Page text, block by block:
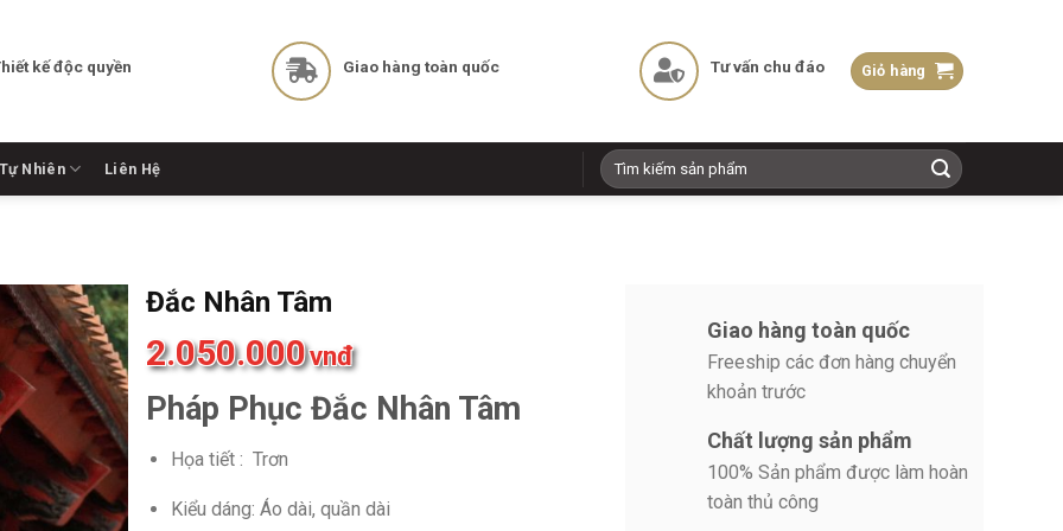
kế độc quyền Giao hàng toàn quốc Tư vấn chu đáo Giỏ hàng
Nhiên Liên Hệ
Tìm
kiếm:
Đắc Nhân Tâm
2.050.000vnđ
Pháp Phục Đắc Nhân Tâm
Họa tiết : Trơn
Kiểu dáng: Áo dài, quần dài
Giao hàng toàn quốc
Freeship các đơn hàng chuyển
khoản trước
Chất lượng sản phẩm
100% Sản phẩm được làm hoàn
toàn thủ công